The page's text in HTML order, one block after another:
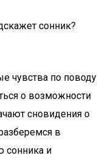
сонник?
чувства по поводу
о возможности
сновидения о
в
сонника и